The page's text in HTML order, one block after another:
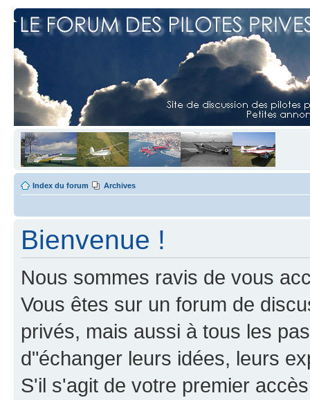
Index du forum Archives
Bienvenue !
Nous sommes ravis de vous
Vous êtes sur un forum de
privés, mais aussi à tous les
d"échanger leurs idées, leurs
S'il s'agit de votre premier